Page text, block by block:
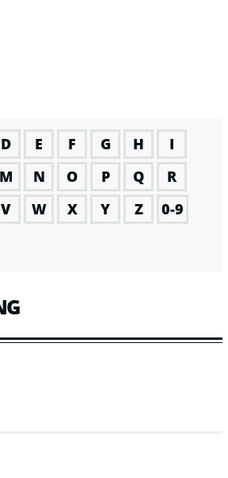
D E F G H
I
M N O P Q
R
V W X Y Z
0-9